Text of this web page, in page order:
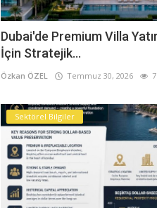
Dubai'de Premium Villa
İçin Stratejik...
Özkan ÖZEL Temmuz 30, 2026
Sektörel Bilgiler